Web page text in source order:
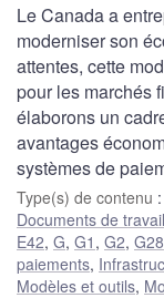
Le Canada a
moderniser son
attentes, cette
pour les marchés
élaborons un
avantages
systèmes de
Type(s) de contenu :
Documents de
E42, G, G1 , G2, G28
paiements,
Modèles et outils,